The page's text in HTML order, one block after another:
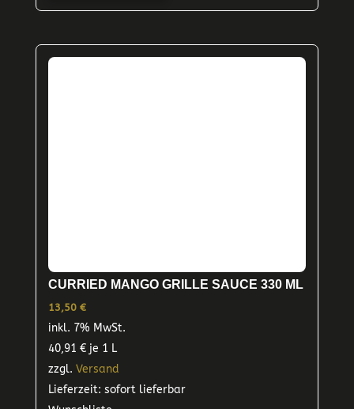
CURRIED MANGO GRILLE SAUCE 330 ML
13,50 €
inkl. 7% MwSt.
40,91 €je 1 L
zzgl. Versand
Lieferzeit: sofort lieferbar